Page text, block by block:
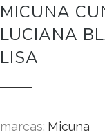
MICUNA
LUCIANA
LISA
marcas: Micuna